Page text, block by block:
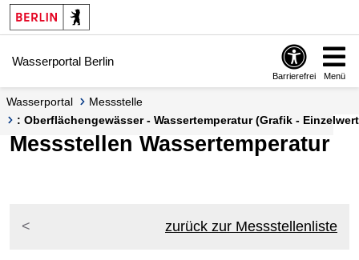
Springe zur Navigation
Springe zum Inhalt
Wasserportal Berlin
Barrierefrei Menü
Wasserportal
Messstelle
: Oberflächengewässer - Wassertemperatur (Grafik -
Messstellen Wassertemperatur
zurück zur Messstellenliste